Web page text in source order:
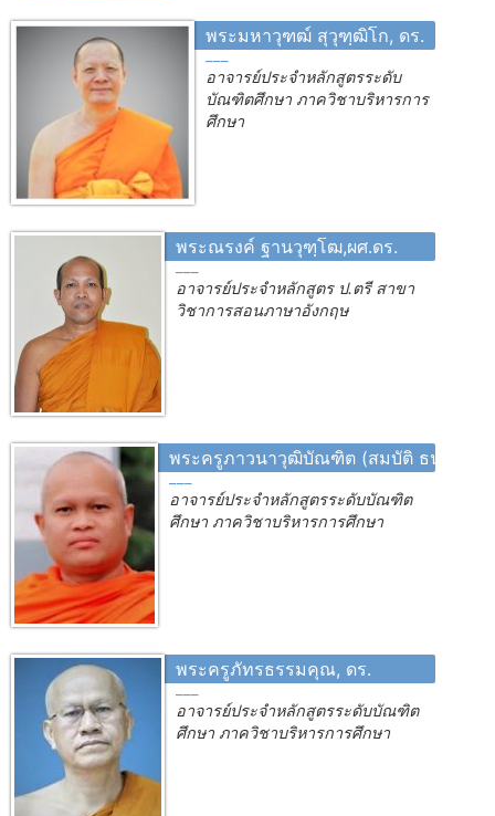
พระมหาวุฑฒ์ สุวุฑฺฒิโก, ดร.
อาจารย์ประจำหลักสูตรระดับ
บัณฑิตศึกษา ภาควิชาบริหารการ
ศึกษา
พระณรงค์ ฐานวุฑฺโฒ,ผศ.ดร.
อาจารย์ประจำหลักสูตร ป.ตรี สาขา
วิชาการสอนภาษาอังกฤษ
พระครูภาวนาวุฒิบัณฑิต (สมบัติ ธนปญฺโญ
อาจารย์ประจำหลักสูตรระดับบัณฑิต
ศึกษา ภาควิชาบริหารการศึกษา
พระครูภัทรธรรมคุณ, ดร.
อาจารย์ประจำหลักสูตรระดับบัณฑิต
ศึกษา ภาควิชาบริหารการศึกษา